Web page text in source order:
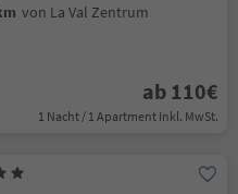
von La Val Zentrum
ab 110€
1 Nacht / 1 Apartment Inkl. MwSt.